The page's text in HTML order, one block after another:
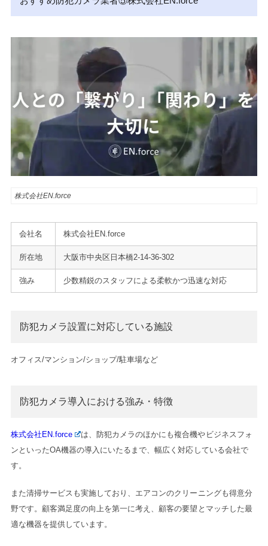
株式会社EN.force
会社名 株式会社EN.force
所在地 大阪市中央区日本橋2-14-36-302
強み 少数精鋭のスタッフによる柔軟かつ迅速な対応
防犯カメラ設置に対応している施設
オフィス/マンション/ショップ/駐車場など
防犯カメラ導入における強み・特徴
株式会社EN.force
は、防犯カメラのほかにも複合機やビジネスフォ
ンといったOA機器の導入にいたるまで、幅広く対応している会社で
す。
また清掃サービスも実施しており、エアコンのクリーニングも得意分
野です。顧客満足度の向上を第一に考え、顧客の要望とマッチした最
適な機器を提供しています。